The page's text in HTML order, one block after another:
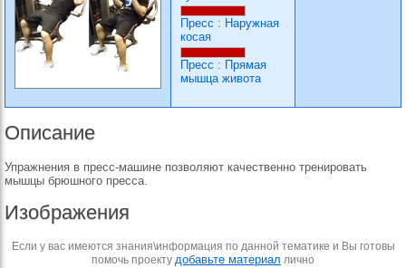
Пресс : Наружная
косая
Пресс : Прямая
мышца живота
Описание
Упражнения в пресс-машине позволяют качественно тренировать
мышцы брюшного пресса.
Изображения
Если у вас имеются знания\информация по данной тематике и Вы готовы
помочь проекту добавьте материал лично